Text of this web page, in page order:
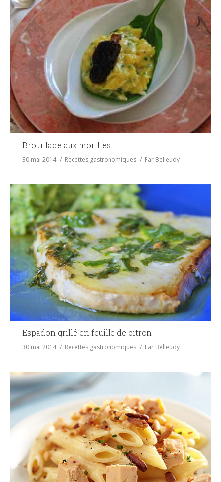
Brouillade aux morilles
30 mai 2014 Recettes gastronomiques Par Belleudy
Espadon grillé en feuille de citron
30 mai 2014 Recettes gastronomiques Par Belleudy